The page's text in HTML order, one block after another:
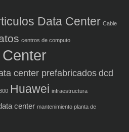
Data Center Cable
centros de computo
center prefabricadosdcd
Huawei infraestructura
center mantenimiento planta de